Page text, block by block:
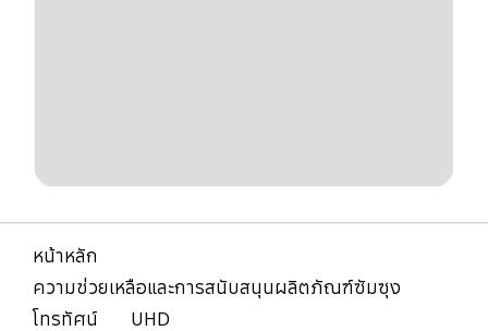
หน้าหลัก
ความช่วยเหลือและการสนับสนุนผลิตภัณฑ์ซัมซุง
โทรทัศน์
UHD